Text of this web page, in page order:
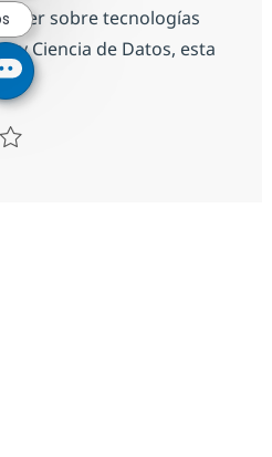
sobre tecnologías
y Ciencia de Datos, esta
Universitaria/Estadias/